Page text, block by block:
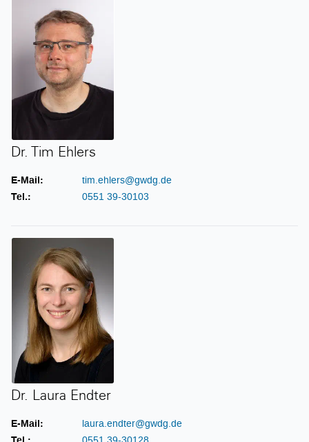
Dr. Tim Ehlers
E-Mail:
tim.ehlers@gwdg.de
Tel.:
0551 39-30103
Dr. Laura Endter
E-Mail:
laura.endter@gwdg.de